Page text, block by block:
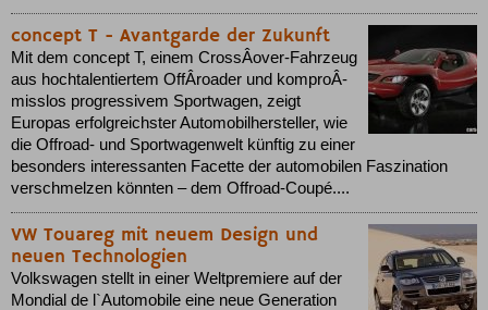
concept T - Avantgarde der Zukunft
Mit dem concept T, einem CrossÂ­over-Fahrzeug
aus hochtalentiertem OffÂ­roader und komproÂ­
misslos progressivem Sportwagen, zeigt
Europas erfolgreichster Automobilhersteller, wie
die Offroad- und Sportwagenwelt künftig zu einer
besonders interessanten Facette der automobilen Faszination
verschmelzen könnten – dem Offroad-Coupé....
VW Touareg mit neuem Design und
neuen Technologien
Volkswagen stellt in einer Weltpremiere auf der
Mondial de l`Automobile eine neue Generation